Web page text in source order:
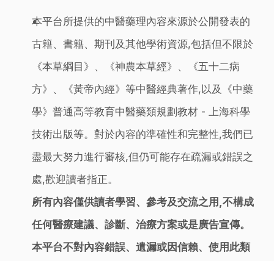
本平台所提供的中醫藥理內容來源於公開發表的
古籍、書籍、期刊及其他學術資源,包括但不限於
《本草綱目》、《神農本草經》、《五十二病
方》、《黃帝內經》等中醫經典著作,以及《中藥
學》普通高等教育中醫藥類規劃教材 - 上海科學
技術出版等。對於內容的準確性和完整性,我們已
盡最大努力進行審核,但仍可能存在疏漏或錯誤之
處,歡迎讀者指正。
所有內容僅供讀者學習、參考及交流之用,不構成
任何醫療建議、診斷、治療方案或是廣告宣傳。
本平台不對內容錯誤、遺漏或因信賴、使用此類